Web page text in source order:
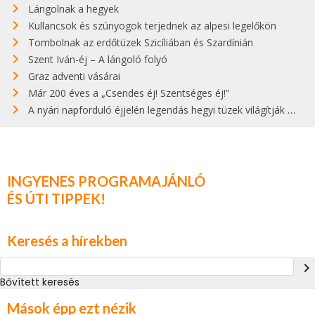
Lángolnak a hegyek
Kullancsok és szúnyogok terjednek az alpesi legelőkön
Tombolnak az erdőtüzek Szicíliában és Szardínián
Szent Iván-éj – A lángoló folyó
Graz adventi vásárai
Már 200 éves a „Csendes éj! Szentséges éj!”
A nyári napforduló éjjelén legendás hegyi tüzek világítják meg Zugspitzét
INGYENES PROGRAMAJÁNLÓ
ÉS ÚTI TIPPEK!
Keresés a hírekben
navigate_next
Bővített keresés
Mások épp ezt nézik